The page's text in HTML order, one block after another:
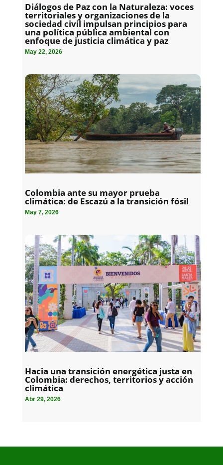
Diálogos de Paz con la Naturaleza: voces
territoriales y organizaciones de la
sociedad civil impulsan principios para
una política pública ambiental con
enfoque de justicia climática y paz
May 22, 2026
Colombia ante su mayor prueba
climática: de Escazú a la transición fósil
May 7, 2026
Hacia una transición energética justa en
Colombia: derechos, territorios y acción
climática
Abr 29, 2026